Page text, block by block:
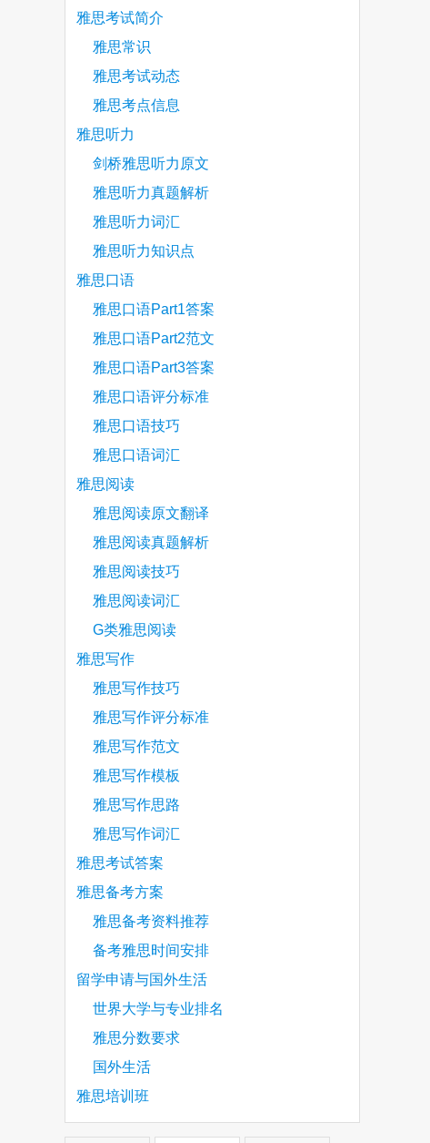
雅思考试简介
雅思常识
雅思考试动态
雅思考点信息
雅思听力
剑桥雅思听力原文
雅思听力真题解析
雅思听力词汇
雅思听力知识点
雅思口语
雅思口语Part1答案
雅思口语Part2范文
雅思口语Part3答案
雅思口语评分标准
雅思口语技巧
雅思口语词汇
雅思阅读
雅思阅读原文翻译
雅思阅读真题解析
雅思阅读技巧
雅思阅读词汇
G类雅思阅读
雅思写作
雅思写作技巧
雅思写作评分标准
雅思写作范文
雅思写作模板
雅思写作思路
雅思写作词汇
雅思考试答案
雅思备考方案
雅思备考资料推荐
备考雅思时间安排
留学申请与国外生活
世界大学与专业排名
雅思分数要求
国外生活
雅思培训班